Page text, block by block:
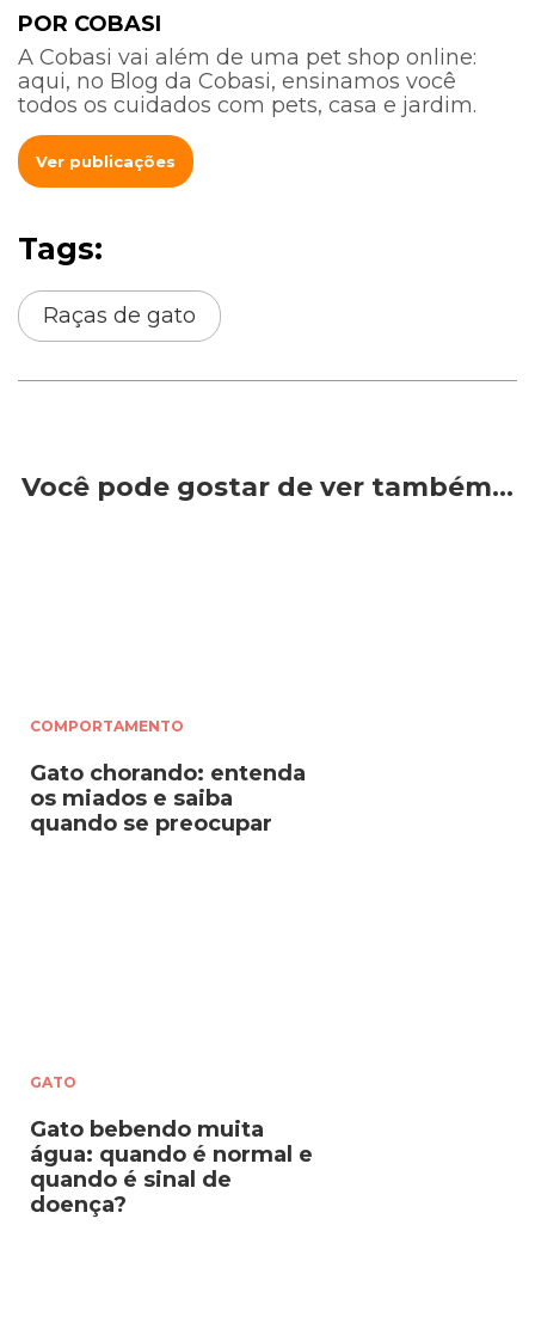
POR COBASI
A Cobasi vai além de uma pet shop online:
aqui, no Blog da Cobasi, ensinamos você
todos os cuidados com pets, casa e jardim.
Ver publicações
Tags:
Raças de gato
Você pode gostar de ver também…
COMPORTAMENTO
Gato chorando: entenda
os miados e saiba
quando se preocupar
GATO
Gato bebendo muita
água: quando é normal e
quando é sinal de
doença?